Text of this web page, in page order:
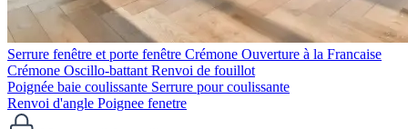
Serrure fenêtre et porte fenêtre Crémone Ouverture à la Francaise
Crémone Oscillo-battant Renvoi de fouillot
Poignée baie coulissante Serrure pour coulissante
Renvoi d'angle Poignee fenetre